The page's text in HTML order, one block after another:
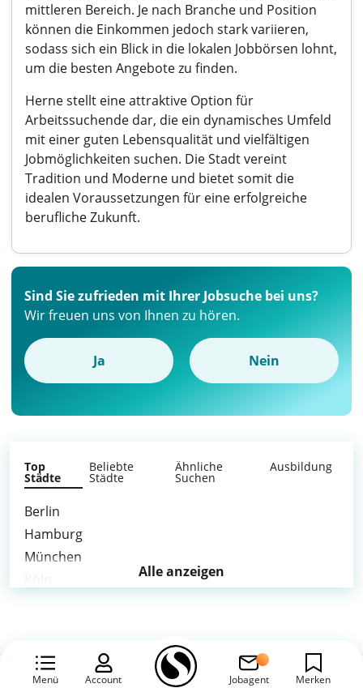
mittleren Bereich. Je nach Branche und Position
können die Einkommen jedoch stark variieren,
sodass sich ein Blick in die lokalen Jobbörsen lohnt,
um die besten Angebote zu finden.
Herne stellt eine attraktive Option für
Arbeitssuchende dar, die ein dynamisches Umfeld
mit einer guten Lebensqualität und vielfältigen
Jobmöglichkeiten suchen. Die Stadt vereint
Tradition und Moderne und bietet somit die
idealen Voraussetzungen für eine erfolgreiche
berufliche Zukunft.
Menü Account Jobagent Merken
Sind Sie zufrieden mit Ihrer Jobsuche bei uns?
Wir freuen uns von Ihnen zu hören.
Ja Nein
Top
Städte
Beliebte
Städte
Ähnliche
Suchen
Ausbildung
Berlin
Hamburg
München
Leipzig
Alle anzeigen